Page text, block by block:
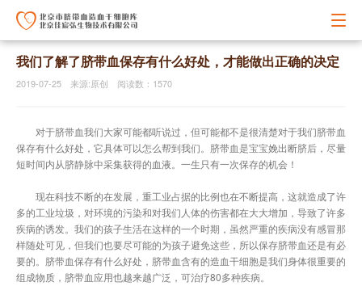
我们了解了脐带血保存有什么好处，才能做出正确的决定
2019-07-25 来源:原创 阅读数：1570
对于脐带血我们大家可能都听说过，但可能都不是很清楚对于我们脐带血
保存有什么好处，它具体可以怎么帮到我们。脐带血是宝宝娩出断脐后，尽量
短时间内从脐静脉中采集获得的血液。一生只有一次保存的机会！
现在科技不断的在发展，重工业占据的比例也在不断提高，这就造成了许
多的工业垃圾，对环境的污染和对我们人体的伤害都在大大增加，导致了许多
疾病的诱发。我们的孩子生活在这样的一个时期，虽然严重的疾病没有感冒那
样随处可见，但我们也要尽可能的为孩子避免这些，所以保存脐带血还是有必
要的。脐带血保存有什么好处，脐带血含有的造血干细胞是我们身体很重要的
组成物质，脐带血应用也越来越广泛，可治疗80多种疾病。